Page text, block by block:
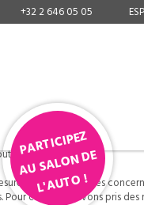
+32 2 646 05 05
P
A
R
TI
CIPE
Z
A
U S
AL
O
N
DE
L'
A
U
T
O !
et tous,
de sécurité prises
Pour cela, nous avons pris